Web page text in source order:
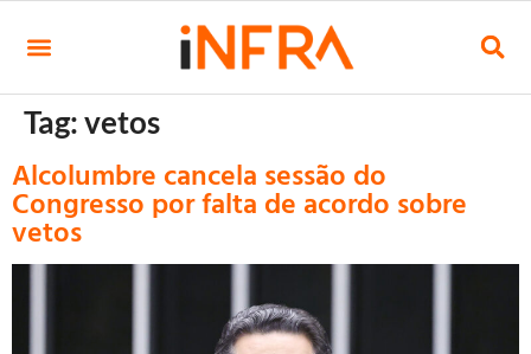
Tag:vetos
Alcolumbre cancela sessão do
Congresso por falta de acordo sobre
vetos